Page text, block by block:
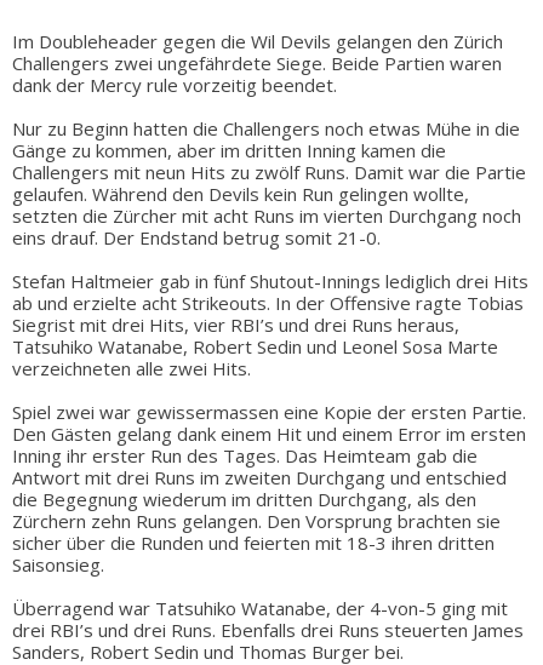
Im Doubleheader gegen die Wil Devils gelangen den Zürich
Challengers zwei ungefährdete Siege. Beide Partien waren
dank der Mercy rule vorzeitig beendet.
Nur zu Beginn hatten die Challengers noch etwas Mühe in die
Gänge zu kommen, aber im dritten Inning kamen die
Challengers mit neun Hits zu zwölf Runs. Damit war die Partie
gelaufen. Während den Devils kein Run gelingen wollte,
setzten die Zürcher mit acht Runs im vierten Durchgang noch
eins drauf. Der Endstand betrug somit 21-0.
Stefan Haltmeier gab in fünf Shutout-Innings lediglich drei Hits
ab und erzielte acht Strikeouts. In der Offensive ragte Tobias
Siegrist mit drei Hits, vier RBI’s und drei Runs heraus,
Tatsuhiko Watanabe, Robert Sedin und Leonel Sosa Marte
verzeichneten alle zwei Hits.
Spiel zwei war gewissermassen eine Kopie der ersten Partie.
Den Gästen gelang dank einem Hit und einem Error im ersten
Inning ihr erster Run des Tages. Das Heimteam gab die
Antwort mit drei Runs im zweiten Durchgang und entschied
die Begegnung wiederum im dritten Durchgang, als den
Zürchern zehn Runs gelangen. Den Vorsprung brachten sie
sicher über die Runden und feierten mit 18-3 ihren dritten
Saisonsieg.
Überragend war Tatsuhiko Watanabe, der 4-von-5 ging mit
drei RBI’s und drei Runs. Ebenfalls drei Runs steuerten James
Sanders, Robert Sedin und Thomas Burger bei.